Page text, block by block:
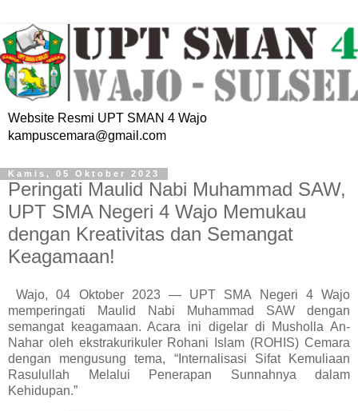
Website Resmi UPT SMAN 4 Wajo
kampuscemara@gmail.com
Kamis, 05 Oktober 2023
Peringati Maulid Nabi Muhammad SAW,
UPT SMA Negeri 4 Wajo Memukau
dengan Kreativitas dan Semangat
Keagamaan!
Wajo, 04 Oktober 2023 — UPT SMA Negeri 4 Wajo
memperingati Maulid Nabi Muhammad SAW dengan
semangat keagamaan. Acara ini digelar di Musholla An-
Nahar oleh ekstrakurikuler Rohani Islam (ROHIS) Cemara
dengan mengusung tema, “Internalisasi Sifat Kemuliaan
Rasulullah Melalui Penerapan Sunnahnya dalam
Kehidupan.”